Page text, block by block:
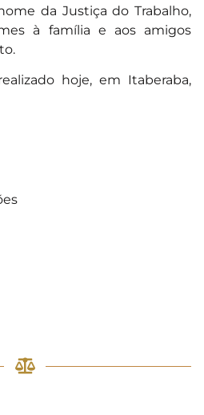
da Justiça do Trabalho,
à família e aos amigos
hoje, em Itaberaba,